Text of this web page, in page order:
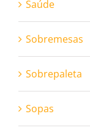
Saúde
Sobremesas
Sobrepaleta
Sopas